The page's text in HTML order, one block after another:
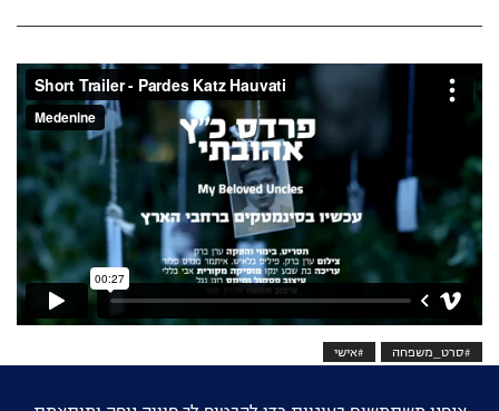
#סרט_משפחה #אישי